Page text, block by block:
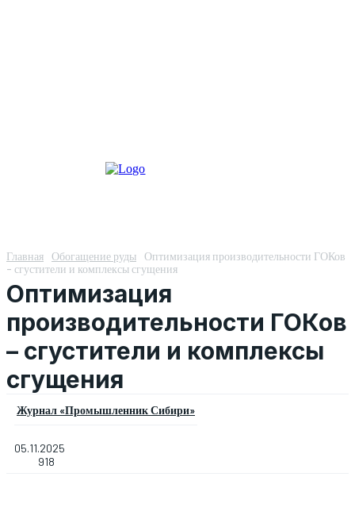
Главная Обогащение руды Оптимизация производительности ГОКов
- сгустители и комплексы сгущения
Оптимизация
производительности ГОКов
– сгустители и комплексы
сгущения
Журнал «Промышленник Сибири»
05.11.2025
918